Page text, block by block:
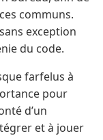
communs.
exception
du code.
farfelus à
pour
d’un
et à jouer